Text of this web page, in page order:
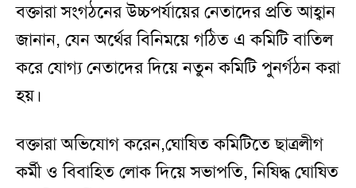
বক্তারা সংগঠনের উচ্চপর্যায়ের নেতাদের প্রতি আহ্বান
জানান, যেন অর্থের বিনিময়ে গঠিত এ কমিটি বাতিল
করে যোগ্য নেতাদের দিয়ে নতুন কমিটি পুনর্গঠন করা
হয়।
বক্তারা অভিযোগ করেন,ঘোষিত কমিটিতে ছাত্রলীগ
কর্মী ও বিবাহিত লোক দিয়ে সভাপতি, নিষিদ্ধ ঘোষিত